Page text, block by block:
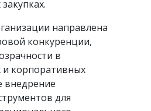
направлена
конкуренции,
в
и корпоративных
внедрение
для